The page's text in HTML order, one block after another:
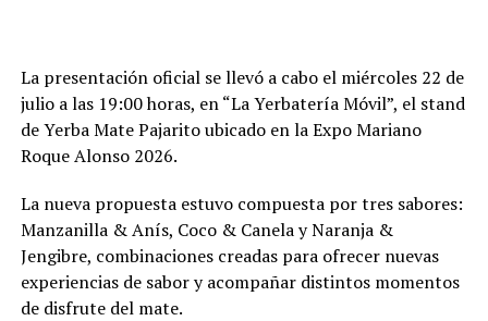
La presentación oficial se llevó a cabo el miércoles 22 de
julio a las 19:00 horas, en “La Yerbatería Móvil”, el stand
de Yerba Mate Pajarito ubicado en la Expo Mariano
Roque Alonso 2026.
La nueva propuesta estuvo compuesta por tres sabores:
Manzanilla & Anís, Coco & Canela y Naranja &
Jengibre, combinaciones creadas para ofrecer nuevas
experiencias de sabor y acompañar distintos momentos
de disfrute del mate.